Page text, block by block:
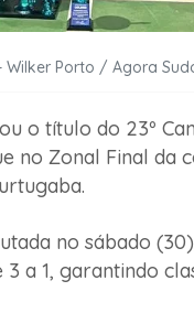
Wilker Porto / Agora
o título do 23º
no Zonal Final da
no sábado
a 1, garantindo